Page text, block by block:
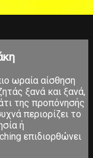
ωραία αίσθηση
ξανά και ξανά,
της προπόνησής
περιορίζει το
ή
επιδιορθώνει